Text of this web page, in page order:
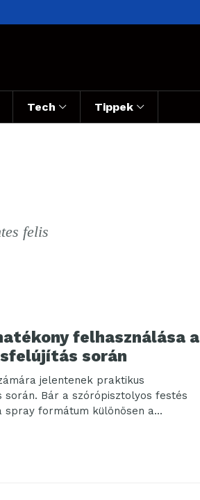
Tech Tippek
felis
felhasználása a
során
jelentenek praktikus
Bár a szórópisztolyos festés
spray formátum különösen a...